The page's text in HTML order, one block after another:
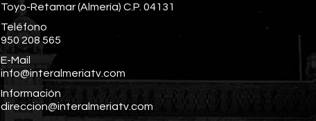
Toyo-Retamar (Almería) C.P. 04131
Teléfono
950 208 565
E-Mail
info@interalmeriatv.com
Información
direccion@interalmeriatv.com